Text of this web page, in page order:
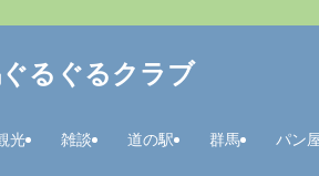
るぐるクラブ
光 雑談 道の駅 群馬 パン